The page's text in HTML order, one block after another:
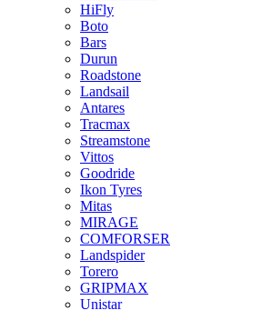
HiFly
Boto
Bars
Durun
Roadstone
Landsail
Antares
Tracmax
Streamstone
Vittos
Goodride
Ikon Tyres
Mitas
MIRAGE
COMFORSER
Landspider
Torero
GRIPMAX
Unistar